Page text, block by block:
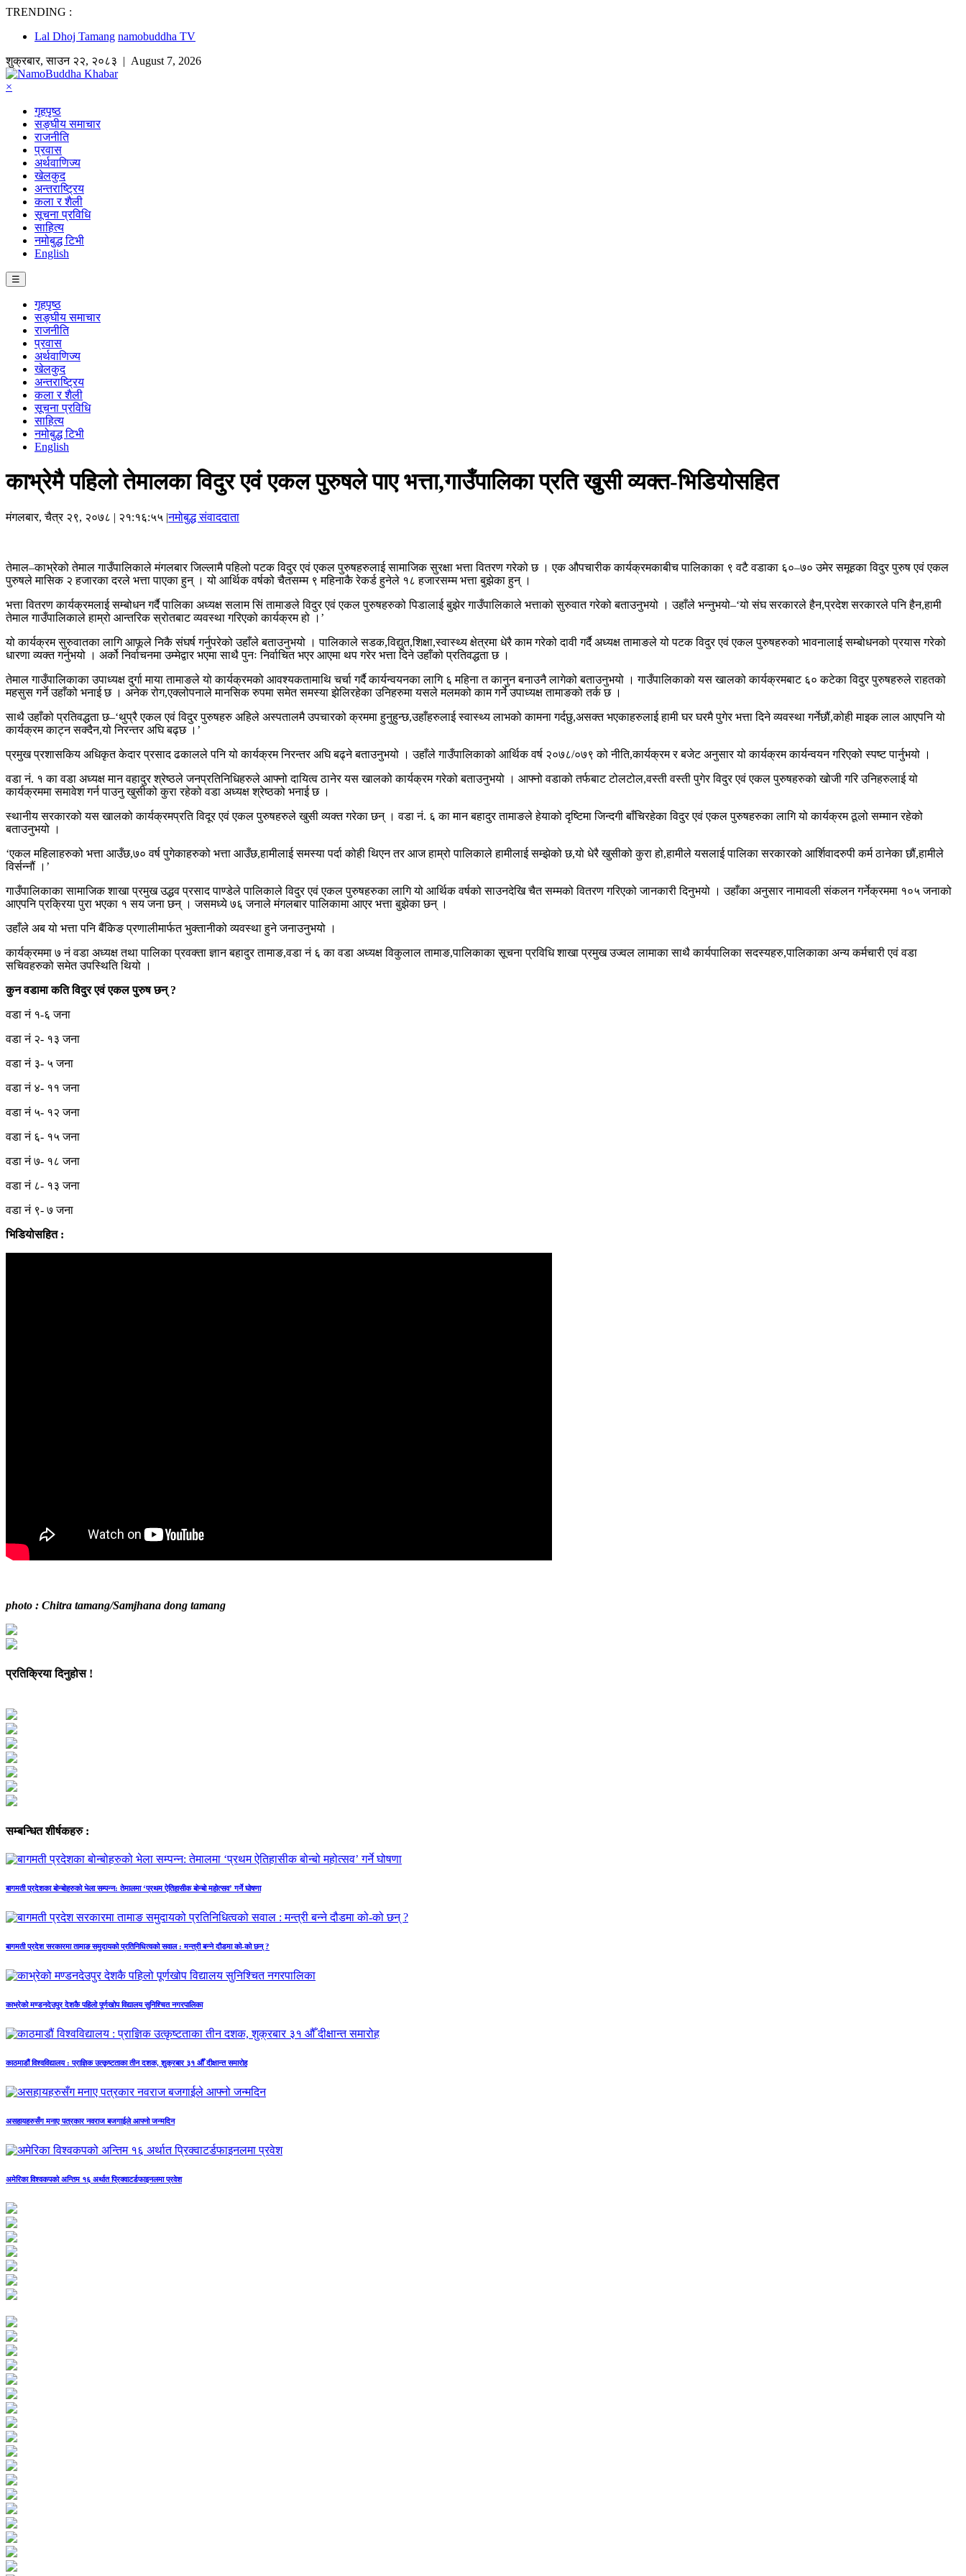
TRENDING :
Lal Dhoj Tamang namobuddha TV
शुक्रबार,साउन २२, २०८३ | August 7, 2026
×
गृहपृष्ठ
सङ्घीय समाचार
राजनीति
प्रवास
अर्थवाणिज्य
खेलकुद
अन्तराष्ट्रिय
कला र शैली
सूचना प्रविधि
साहित्य
नमोबुद्ध टिभी
English
☰
गृहपृष्ठ
सङ्घीय समाचार
राजनीति
प्रवास
अर्थवाणिज्य
खेलकुद
अन्तराष्ट्रिय
कला र शैली
सूचना प्रविधि
साहित्य
नमोबुद्ध टिभी
English
काभ्रेमै पहिलो तेमालका विदुर एवं एकल पुरुषले पाए भत्ता,गाउँपालिका प्रति खुसी व्यक्त-भिडियोसहित
मंगलबार, चैत्र २९, २०७८ | २१:१६:५५ |नमोबुद्ध संवाददाता
तेमाल–काभ्रेको तेमाल गाउँपालिकाले मंगलबार जिल्लामै पहिलो पटक विदुर एवं एकल पुरुषहरुलाई सामाजिक सुरक्षा भत्ता वितरण गरेको छ । एक औपचारीक कार्यक्रमकाबीच पालिकाका ९ वटै वडाका ६०–७० उमेर समूहका विदुर पुरुष एवं एकल
पुरुषले मासिक २ हजारका दरले भत्ता पाएका हुन् । यो आर्थिक वर्षको चैतसम्म ९ महिनाकै रेकर्ड हुनेले १८ हजारसम्म भत्ता बुझेका हुन् ।
भत्ता वितरण कार्यक्रमलाई सम्बोधन गर्दै पालिका अध्यक्ष सलाम सिं तामाङले विदुर एवं एकल पुरुषहरुको पिडालाई बुझेर गाउँपालिकाले भत्ताको सुरुवात गरेको बताउनुभयो । उहाँले भन्नुभयो–‘यो संघ सरकारले हैन,प्रदेश सरकारले पनि हैन,हामी
तेमाल गाउँपालिकाले हाम्रो आन्तरिक स्रोतबाट व्यवस्था गरिएको कार्यक्रम हो ।’
यो कार्यक्रम सुरुवातका लागि आफूले निकै संघर्ष गर्नुपरेको उहाँले बताउनुभयो । पालिकाले सडक,विद्युत,शिक्षा,स्वास्थ्य क्षेत्रमा धेरै काम गरेको दावी गर्दै अध्यक्ष तामाङले यो पटक विदुर एवं एकल पुरुषहरुको भावनालाई सम्बोधनको प्रयास गरेको
धारणा व्यक्त गर्नुभयो । अर्को निर्वाचनमा उम्मेद्वार भएमा साथै पुनः निर्वाचित भएर आएमा थप गरेर भत्ता दिने उहाँको प्रतिवद्धता छ ।
तेमाल गाउँपालिकाका उपाध्यक्ष दुर्गा माया तामाङले यो कार्यक्रमको आवश्यकतामाथि चर्चा गर्दै कार्यन्वयनका लागि ६ महिना त कानुन बनाउनै लागेको बताउनुभयो । गाउँपालिकाको यस खालको कार्यक्रमबाट ६० कटेका विदुर पुरुषहरुले राहतको
महसुस गर्ने उहाँको भनाई छ । अनेक रोग,एक्लोपनाले मानसिक रुपमा समेत समस्या झेलिरहेका उनिहरुमा यसले मलमको काम गर्ने उपाध्यक्ष तामाङको तर्क छ ।
साथै उहाँको प्रतिवद्धता छ–‘थुप्रै एकल एवं विदुर पुरुषहरु अहिले अस्पतालमै उपचारको क्रममा हुनुहुन्छ,उहाँहरुलाई स्वास्थ्य लाभको कामना गर्दछु,असक्त भएकाहरुलाई हामी घर घरमै पुगेर भत्ता दिने व्यवस्था गर्नेछौं,कोही माइक लाल आएपनि यो
कार्यक्रम काट्न सक्दैन,यो निरन्तर अघि बढ्छ ।’
प्रमुख प्रशासकिय अधिकृत केदार प्रसाद ढकालले पनि यो कार्यक्रम निरन्तर अघि बढ्ने बताउनुभयो । उहाँले गाउँपालिकाको आर्थिक वर्ष २०७८/०७९ को नीति,कार्यक्रम र बजेट अनुसार यो कार्यक्रम कार्यन्वयन गरिएको स्पष्ट पार्नुभयो ।
वडा नं. १ का वडा अध्यक्ष मान वहादुर श्रेष्ठले जनप्रतिनिधिहरुले आफ्नो दायित्व ठानेर यस खालको कार्यक्रम गरेको बताउनुभयो । आफ्नो वडाको तर्फबाट टोलटोल,वस्ती वस्ती पुगेर विदुर एवं एकल पुरुषहरुको खोजी गरि उनिहरुलाई यो
कार्यक्रममा समावेश गर्न पाउनु खुसीको कुरा रहेको वडा अध्यक्ष श्रेष्ठको भनाई छ ।
स्थानीय सरकारको यस खालको कार्यक्रमप्रति विदूर एवं एकल पुरुषहरुले खुसी व्यक्त गरेका छन् । वडा नं. ६ का मान बहादुर तामाङले हेयाको दृष्टिमा जिन्दगी बाँचिरहेका विदुर एवं एकल पुरुषहरुका लागि यो कार्यक्रम ठूलो सम्मान रहेको
बताउनुभयो ।
‘एकल महिलाहरुको भत्ता आउँछ,७० वर्ष पुगेकाहरुको भत्ता आउँछ,हामीलाई समस्या पर्दा कोही थिएन तर आज हाम्रो पालिकाले हामीलाई सम्झेको छ,यो धेरै खुसीको कुरा हो,हामीले यसलाई पालिका सरकारको आर्शिवादरुपी कर्म ठानेका छौं,हामीले
विर्सन्नौं ।’
गाउँपालिकाका सामाजिक शाखा प्रमुख उद्धव प्रसाद पाण्डेले पालिकाले विदुर एवं एकल पुरुषहरुका लागि यो आर्थिक वर्षको साउनदेखि चैत सम्मको वितरण गरिएको जानकारी दिनुभयो । उहाँका अनुसार नामावली संकलन गर्नेक्रममा १०५ जनाको
आएपनि प्रक्रिया पुरा भएका १ सय जना छन् । जसमध्ये ७६ जनाले मंगलबार पालिकामा आएर भत्ता बुझेका छन् ।
उहाँले अब यो भत्ता पनि बैंकिङ प्रणालीमार्फत भुक्तानीको व्यवस्था हुने जनाउनुभयो ।
कार्यक्रममा ७ नं वडा अध्यक्ष तथा पालिका प्रवक्ता ज्ञान बहादुर तामाङ,वडा नं ६ का वडा अध्यक्ष विकुलाल तामाङ,पालिकाका सूचना प्रविधि शाखा प्रमुख उज्वल लामाका साथै कार्यपालिका सदस्यहरु,पालिकाका अन्य कर्मचारी एवं वडा
सचिवहरुको समेत उपस्थिति थियो ।
कुन वडामा कति विदुर एवं एकल पुरुष छन् ?
वडा नं १-६ जना
वडा नं २- १३ जना
वडा नं ३- ५ जना
वडा नं ४- ११ जना
वडा नं ५- १२ जना
वडा नं ६- १५ जना
वडा नं ७- १८ जना
वडा नं ८- १३ जना
वडा नं ९- ७ जना
भिडियोसहित :
photo : Chitra tamang/Samjhana dong tamang
प्रतिक्रिया दिनुहोस !
सम्बन्धित शीर्षकहरु :
बागमती प्रदेशका बोन्बोहरुको भेला सम्पन्न: तेमालमा ‘प्रथम ऐतिहासीक बोन्बो महोत्सव’ गर्ने घोषणा
बागमती प्रदेश सरकारमा तामाङ समुदायको प्रतिनिधित्वको सवाल : मन्त्री बन्ने दौडमा को‐को छन् ?
काभ्रेको मण्डनदेउपुर देशकै पहिलो पूर्णखोप विद्यालय सुनिश्चित नगरपालिका
काठमाडौं विश्वविद्यालय : प्राज्ञिक उत्कृष्टताका तीन दशक, शुक्रबार ३१ औँ दीक्षान्त समारोह
असहायहरुसँग मनाए पत्रकार नवराज बजगाईले आफ्नो जन्मदिन
अमेरिका विश्वकपको अन्तिम १६ अर्थात प्रिक्वाटर्डफाइनलमा प्रवेश